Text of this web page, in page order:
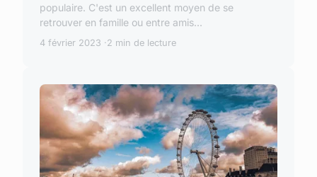
populaire. C'est un excellent moyen de se
retrouver en famille ou entre amis...
4 février 2023 2 min de lecture